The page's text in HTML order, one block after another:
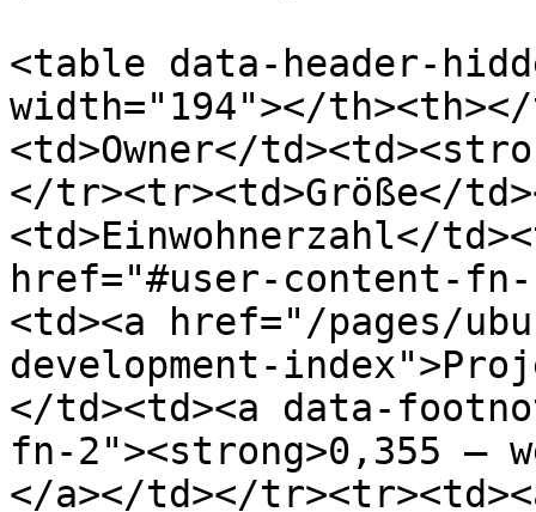
<table data-header-
width="194"></
<td>Owner</
</tr><tr><td>Größe</
<td>Einwohnerzahl</
href="#user-content-
<td><a href="/pages/
development-
</td><td><a data-
fn-2"><strong>0,355 –
</a></td></